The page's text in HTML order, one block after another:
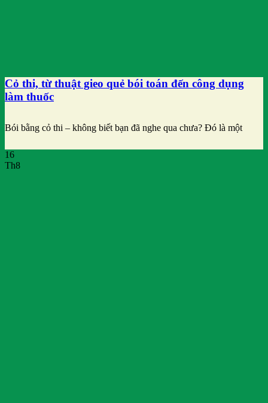
Cỏ thi, từ thuật gieo quẻ bói toán đến công dụng
làm thuốc
Bói bằng cỏ thi – không biết bạn đã nghe qua chưa? Đó là một
16
Th8